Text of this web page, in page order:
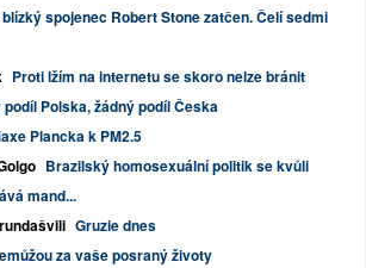
spojenec Robert Stone zatčen. Čelí sedmi
Proti lžím na internetu se skoro nelze bránit
Polska, žádný podíl Česka
Plancka k PM2.5
Brazilský homosexuální politik se kvůli
mand...
Gruzie dnes
za vaše posraný životy